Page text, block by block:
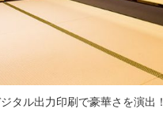
タル出力印刷で豪華さを演出！